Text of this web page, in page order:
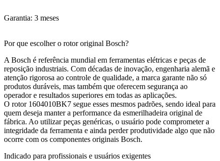
Garantia: 3 meses
Por que escolher o rotor original Bosch?
A Bosch é referência mundial em ferramentas elétricas e peças de
reposição industriais. Com décadas de inovação, engenharia alemã e
atenção rigorosa ao controle de qualidade, a marca garante não só
produtos duráveis, mas também que oferecem segurança ao
operador e resultados superiores em todas as aplicações.
O rotor 1604010BK7 segue esses mesmos padrões, sendo ideal para
quem deseja manter a performance da esmerilhadeira original de
fábrica. Ao utilizar peças genéricas, o usuário pode comprometer a
integridade da ferramenta e ainda perder produtividade algo que não
ocorre com os componentes originais Bosch.
Indicado para profissionais e usuários exigentes